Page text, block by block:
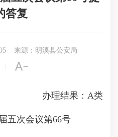
答复
来源：明溪县公安局

办理结果：A类
次会议第66号